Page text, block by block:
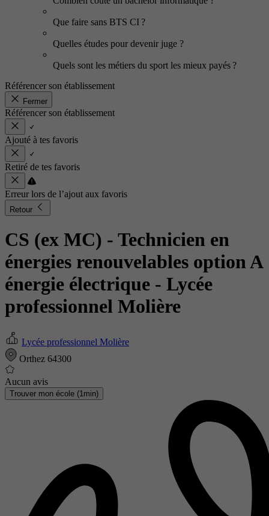
Que faire sans BTS CI ?
Quelles études pour devenir juge ?
Quels sont les métiers du sport les mieux payés ?
Référencer son établissement
Fermer
Référencer son établissement
Ajouté à tes favoris
Retiré de tes favoris
Erreur lors de l’ajout aux favoris
Retour
CS (ex MC) - Technicien en
énergies renouvelables option A
énergie électrique - Lycée
professionnel Molière
Lycée professionnel Molière
Orthez 64300
Aucun avis
Trouver mon école (1min)